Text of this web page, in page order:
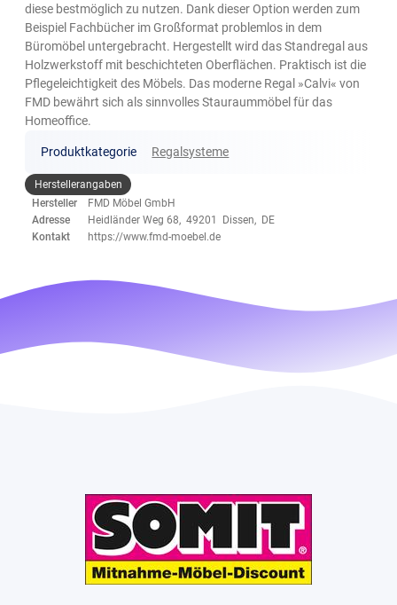
diese bestmöglich zu nutzen. Dank dieser Option werden zum
Beispiel Fachbücher im Großformat problemlos in dem
Büromöbel untergebracht. Hergestellt wird das Standregal aus
Holzwerkstoff mit beschichteten Oberflächen. Praktisch ist die
Pflegeleichtigkeit des Möbels. Das moderne Regal »Calvi« von
FMD bewährt sich als sinnvolles Stauraummöbel für das
Homeoffice.
Produktkategorie Regalsysteme
Herstellerangaben
Hersteller
FMD Möbel GmbH
Adresse
Heidländer Weg 68, 49201 Dissen, DE
Kontakt
https://www.fmd-moebel.de